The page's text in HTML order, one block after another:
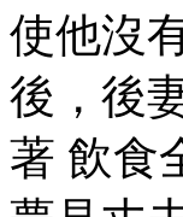
使他沒
後，後
著 飲食